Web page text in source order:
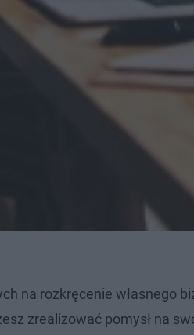
na rozkręcenie własnego
zrealizować pomysł na